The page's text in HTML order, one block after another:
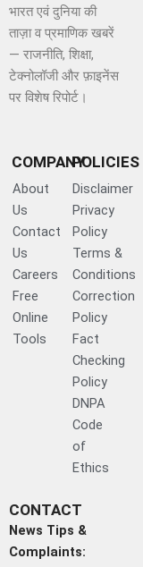
भारत एवं दुनिया की
ताज़ा व प्रमाणिक खबरें
— राजनीति, शिक्षा,
टेक्नोलॉजी और फ़ाइनेंस
पर विशेष रिपोर्ट।
COMPANY
About
Us
Contact
Us
Careers
Free
Online
Tools
POLICIES
Disclaimer
Privacy
Policy
Terms &
Conditions
Correction
Policy
Fact
Checking
Policy
DNPA
Code
of
Ethics
CONTACT
News Tips &
Complaints: